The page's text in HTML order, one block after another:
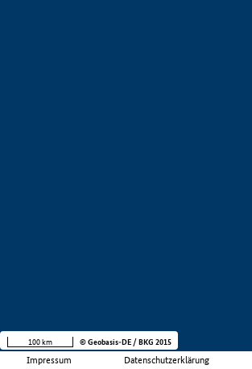
Impressum Datenschutzerklärung
100 km © Geobasis-DE / BKG 2015